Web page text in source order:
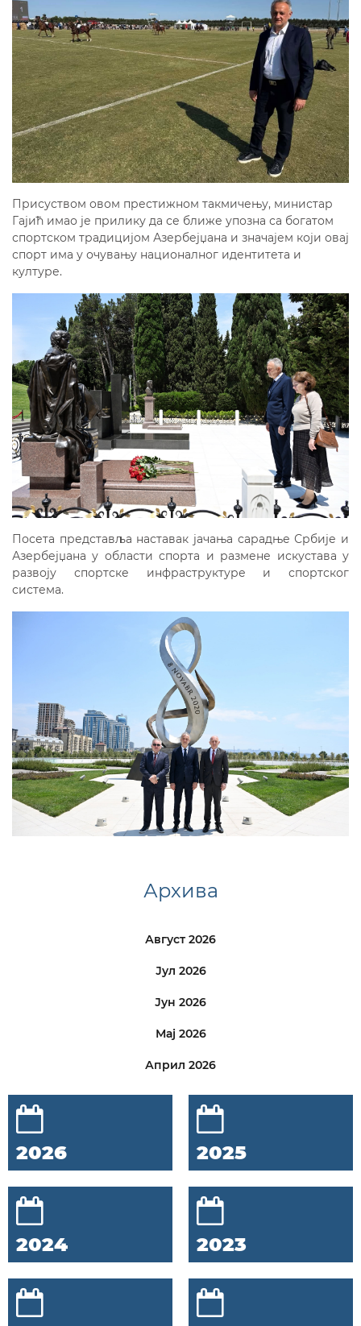
Присуством овом престижном такмичењу, министар
Гајић имао је прилику да се ближе упозна са богатом
спортском традицијом Азербејџана и значајем који овај
спорт има у очувању националног идентитета и
културе.
Посета представља наставак јачања сарадње Србије и
Азербејџана у области спорта и размене искустава у
развоју спортске инфраструктуре и спортског
система.
Архива
Август 2026
Јул 2026
Јун 2026
Мај 2026
Април 2026
2026 2025
2024 2023